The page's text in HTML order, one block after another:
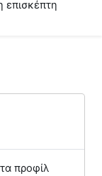
επισκέπτη
προφίλ